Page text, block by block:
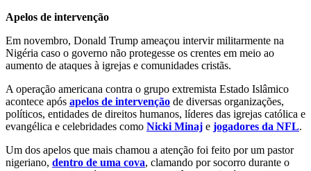
Apelos de intervenção
Em novembro, Donald Trump ameaçou intervir militarmente na
Nigéria caso o governo não protegesse os crentes em meio ao
aumento de ataques à igrejas e comunidades cristãs.
A operação americana contra o grupo extremista Estado Islâmico
acontece após apelos de intervenção de diversas organizações,
políticos, entidades de direitos humanos, líderes das igrejas católica e
evangélica e celebridades como Nicki Minaj e jogadores da NFL.
Um dos apelos que mais chamou a atenção foi feito por um pastor
nigeriano, dentro de uma cova, clamando por socorro durante o